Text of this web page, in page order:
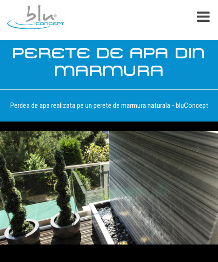
PERETE DE APA DIN
MARMURA
Perdea de apa realizata pe un perete de marmura naturala - bluConcept